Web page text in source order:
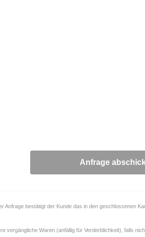
Anfrage bestätigt der Kunde das in den geschlossenen
vergängliche Waren (anfällig für Verderblichkeit), falls